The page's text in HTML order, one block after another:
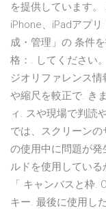
を提供しています
iPhone、iPadアプ
成・管理」の 条件
格：. してください
ジオリファレンス
や縮尺を較正で. き
ィ. スや現場で判読
では、スクリーン
の使用中に問題が
ルドを使用してい
「 キャンバスと枠.
キー. 最後に使用し